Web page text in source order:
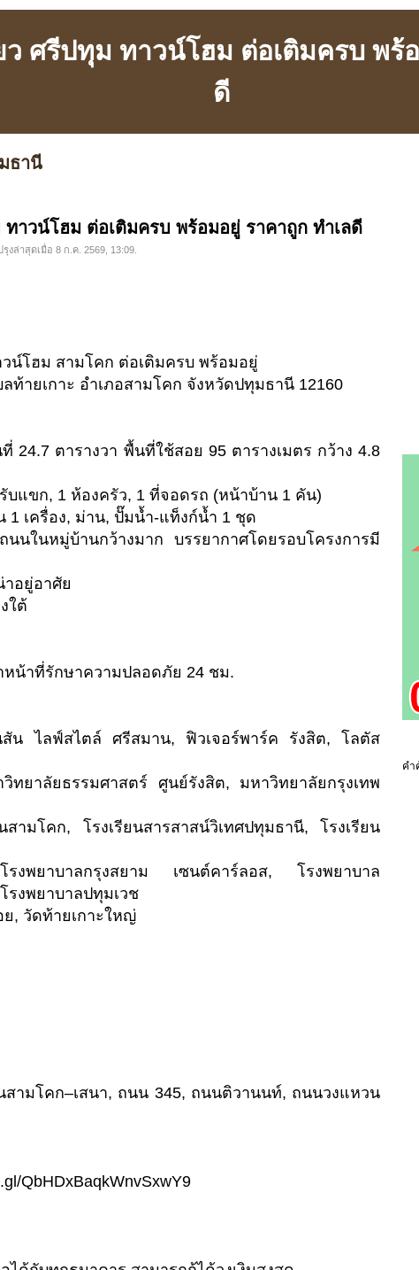
ว ศรีปทุม ทาวน์โฮม ต่อเติมครบ พร้
ดี
ธานี
าวน์โฮม ต่อเติมครบ พร้อมอยู่ ราคาถูก ทำเลดี
ล่าสุดเมื่อ 8 ก.ค. 2569, 13:09.
น์โฮม สามโคก ต่อเติมครบ พร้อมอยู่
ท้ายเกาะ อำเภอสามโคก จังหวัดปทุมธานี 12160
24.7 ตารางวา พื้นที่ใช้สอย 95 ตารางเมตร กว้าง 4.8
บแขก, 1 ห้องครัว, 1 ที่จอดรถ (หน้าบ้าน 1 คัน)
1 เครื่อง, ม่าน, ปั๊มน้ำ-แท็งก์น้ำ 1 ชุด
ในหมู่บ้านกว้างมาก บรรยากาศโดยรอบโครงการมี
อยู่อาศัย
ใต้
หน้าที่รักษาความปลอดภัย 24 ชม.
น ไลฟ์สไตล์ ศรีสมาน, ฟิวเจอร์พาร์ค รังสิต, โลตัส
ยาลัยธรรมศาสตร์ ศูนย์รังสิต, มหาวิทยาลัยกรุงเทพ
ามโคก, โรงเรียนสารสาสน์วิเทศปทุมธานี, โรงเรียน
พยาบาลกรุงสยาม เซนต์คาร์ลอส, โรงพยาบาล
รงพยาบาลปทุมเวช
, วัดท้ายเกาะใหญ่
ามโคก–เสนา, ถนน 345, ถนนติวานนท์, ถนนวงแหวน
QbHDxBaqkWnvSxwY9
คำ